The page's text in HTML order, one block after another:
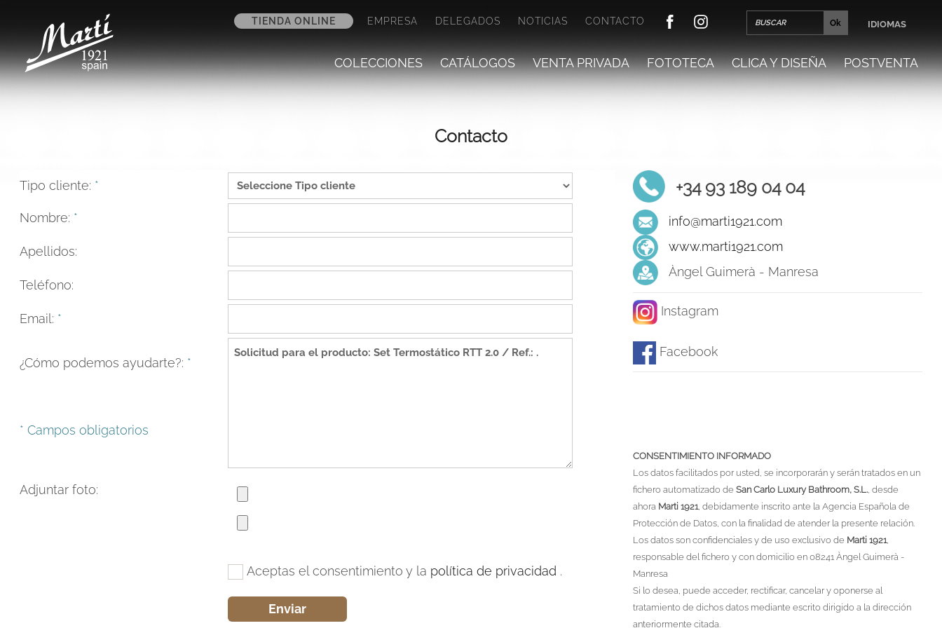
TIENDA ONLINE EMPRESA DELEGADOS NOTICIAS CONTACTO
COLECCIONES CATÁLOGOS VENTA PRIVADA FOTOTECA CLICA Y DISEÑA POSTVENTA
IDIOMAS
Contacto
Tipo cliente: *
Nombre: *
Apellidos:
Teléfono:
Email: *
¿Cómo podemos ayudarte?: *
* Campos obligatorios
Adjuntar foto:
Aceptas el consentimiento y la política de privacidad .
+34 93 189 04 04
info@marti1921.com
www.marti1921.com
Àngel Guimerà - Manresa
Instagram
Facebook
CONSENTIMIENTO INFORMADO
Los datos facilitados por usted, se incorporarán y serán tratados en un
fichero automatizado de San Carlo Luxury Bathroom, S.L., desde
ahora Marti 1921, debidamente inscrito ante la Agencia Española de
Protección de Datos, con la finalidad de atender la presente relación.
Los datos son confidenciales y de uso exclusivo de Marti 1921,
responsable del fichero y con domicilio en 08241 Àngel Guimerà -
Manresa
Si lo desea, puede acceder, rectificar, cancelar y oponerse al
tratamiento de dichos datos mediante escrito dirigido a la dirección
anteriormente citada.